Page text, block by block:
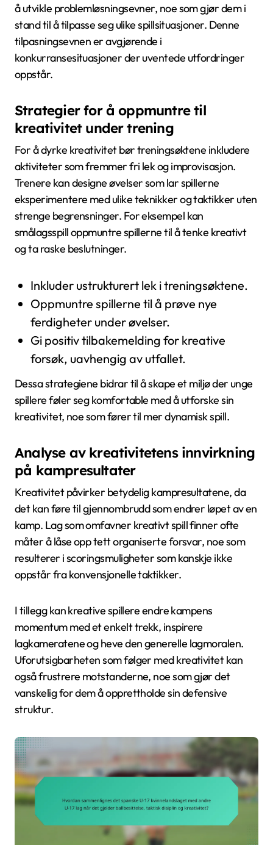
å utvikle problemløsningsevner, noe som gjør dem i
stand til å tilpasse seg ulike spillsituasjoner. Denne
tilpasningsevnen er avgjørende i
konkurransesituasjoner der uventede utfordringer
oppstår.
Strategier for å oppmuntre til
kreativitet under trening
For å dyrke kreativitet bør treningsøktene inkludere
aktiviteter som fremmer fri lek og improvisasjon.
Trenere kan designe øvelser som lar spillerne
eksperimentere med ulike teknikker og taktikker uten
strenge begrensninger. For eksempel kan
smålagsspill oppmuntre spillerne til å tenke kreativt
og ta raske beslutninger.
Inkluder ustrukturert lek i treningsøktene.
Oppmuntre spillerne til å prøve nye
ferdigheter under øvelser.
Gi positiv tilbakemelding for kreative
forsøk, uavhengig av utfallet.
Dessa strategiene bidrar til å skape et miljø der unge
spillere føler seg komfortable med å utforske sin
kreativitet, noe som fører til mer dynamisk spill.
Analyse av kreativitetens innvirkning
på kampresultater
Kreativitet påvirker betydelig kampresultatene, da
det kan føre til gjennombrudd som endrer løpet av en
kamp. Lag som omfavner kreativt spill finner ofte
måter å låse opp tett organiserte forsvar, noe som
resulterer i scoringsmuligheter som kanskje ikke
oppstår fra konvensjonelle taktikker.
I tillegg kan kreative spillere endre kampens
momentum med et enkelt trekk, inspirere
lagkameratene og heve den generelle lagmoralen.
Uforutsigbarheten som følger med kreativitet kan
også frustrere motstanderne, noe som gjør det
vanskelig for dem å opprettholde sin defensive
struktur.